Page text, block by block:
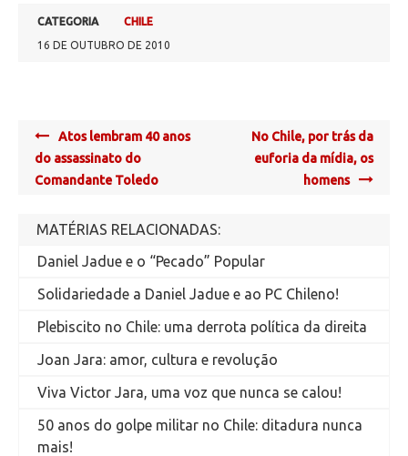
CATEGORIA
CHILE
16 DE OUTUBRO DE 2010
Post
navigation
Atos lembram 40 anos
do assassinato do
Comandante Toledo
No Chile, por trás da
euforia da mídia, os
homens
MATÉRIAS RELACIONADAS:
Daniel Jadue e o “Pecado” Popular
Solidariedade a Daniel Jadue e ao PC Chileno!
Plebiscito no Chile: uma derrota política da direita
Joan Jara: amor, cultura e revolução
Viva Victor Jara, uma voz que nunca se calou!
50 anos do golpe militar no Chile: ditadura nunca
mais!